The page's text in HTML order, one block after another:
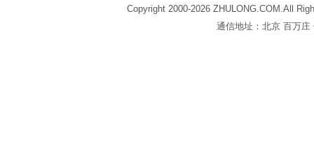
Copyright 2000-2026 ZHULONG.COM.All
通信地址：北京 百万